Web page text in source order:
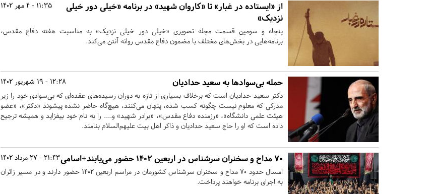
11:35 - 4 مهر 1402
از «ایستاده در غبار» تا «کاروان شهید» در برنامه «خیلی دور خیلی
نزدیک»
پنجاه و سومین قسمت مجله تصویری «خیلی دور خیلی نزدیک» به مناسبت هفته دفاع مقدس،
برنامه‌هایی در بخش‌های مختلف با مضمون دفاع مقدس روانه آنتن می‌کند.
12:28 - 19 شهریور 1402 حمله بی‌سوادها به سعید حدادیان
دکتر سعید حدادیان است که برخلاف بسیاری از تازه به دوران رسیده‌های عقده‌ای که بی‌سوادی خود را زیر
مدرکی که معلوم نیست چگونه کسب شده، پنهان می‌کنند، هیچ‌گاه حاضر نشده پیشوند «‌دکتر‌»، «‌عضو
هیئت علمی دانشگاه‌»، «‌رزمنده دفاع مقدس‌»، «‌برادر شهید‌» و.... را به نام خود بیفزاید و همیشه ترجیح
داده است که او را حاج سعید حدادیان و ذاکر اهل بیت علیهم‌السلام بنامند.
21:43 - 27 مرداد 1402 ۷۰ مداح ‌و سخنران سرشناس در اربعین ۱۴۰۲ حضور می‌یابند+اسامی‌
امسال حدود ۷۰ مداح و‌ سخنران سرشناس کشورمان در مراسم اربعین ۱۴۰۲ حضور دارند و در مسیر زائران
به اجرای برنامه خواهند پرداخت.